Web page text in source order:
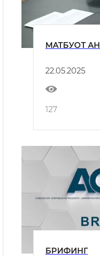
МАТБУОТ
22.05.2025
127
БРИФИНГ